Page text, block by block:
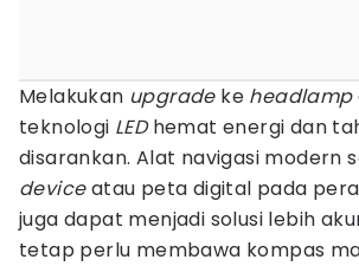
Melakukan upgradeke headlamp
teknologi LEDhemat energi dan
disarankan. Alat navigasi modern
deviceatau peta digital pada
juga dapat menjadi solusi lebih
tetap perlu membawa kompas